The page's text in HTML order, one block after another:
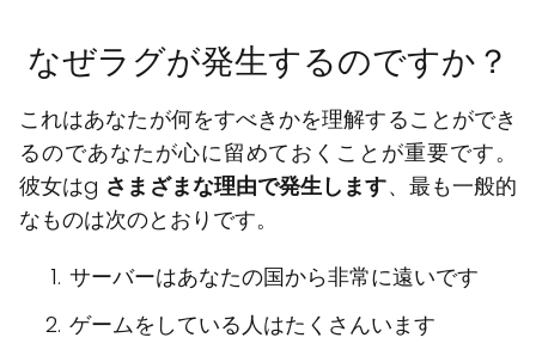
なぜラグが発生するのですか？
これはあなたが何をすべきかを理解することができ
るのであなたが心に留めておくことが重要です。
彼女はg さまざまな理由で発生します、最も一般的
なものは次のとおりです。
サーバーはあなたの国から非常に遠いです
ゲームをしている人はたくさんいます